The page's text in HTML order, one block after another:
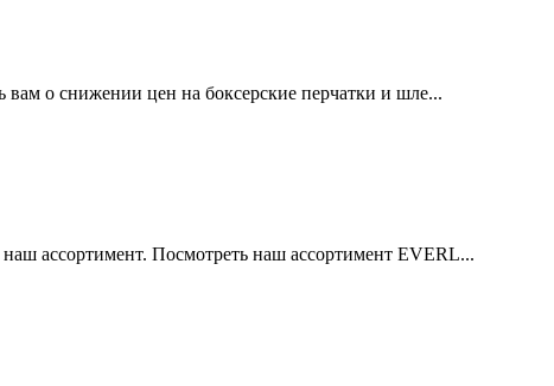
о снижении цен на боксерские перчатки и шле...
ассортимент. Посмотреть наш ассортимент EVERL...